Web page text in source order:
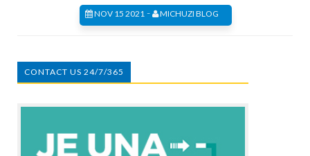
NOV 15 2021 - MICHUZI BLOG
CONTACT US 24/7/365